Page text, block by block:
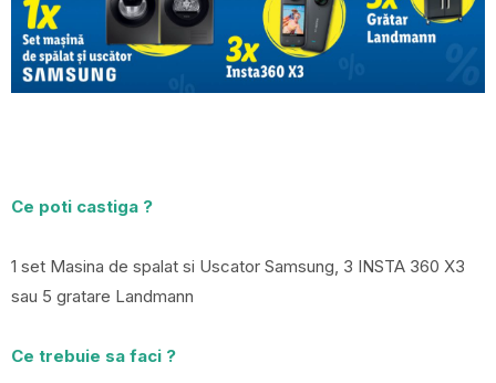
Ce poti castiga ?
1 set Masina de spalat si Uscator Samsung, 3 INSTA 360 X3
sau 5 gratare Landmann
Ce trebuie sa faci ?